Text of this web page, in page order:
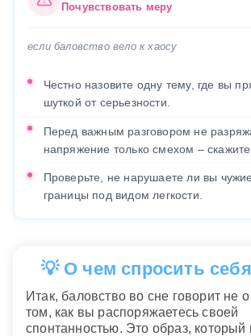
Почувствовать меру
если баловство вело к хаосу
Честно назовите одну тему, где вы
шуткой от серьезности.
Перед важным разговором не
напряжение только смехом – скажите
Проверьте, не нарушаете ли вы
границы под видом легкости.
💡 О чем спросить
Итак, баловство во сне говорит не
том, как вы распоряжаетесь своей
спонтанностью. Это образ, который